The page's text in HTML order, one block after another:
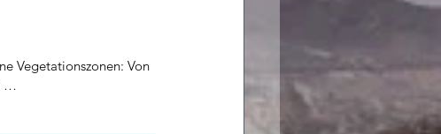
Vegetationszonen: Von
…